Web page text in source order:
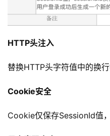
速
盾
态
登录
HTTP头注入
替换HTTP头字符值中的换行
Cookie安全
Cookie仅保存SessionId值